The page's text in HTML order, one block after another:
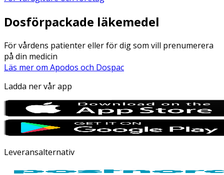
Dosförpackade läkemedel
För vårdens patienter eller för dig som vill prenumerera
på din medicin
Läs mer om Apodos och Dospac
Ladda ner vår app
Leveransalternativ